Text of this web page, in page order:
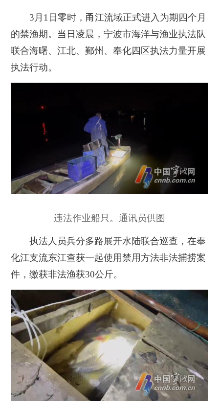
3月1日零时，甬江流域正式进入为期四个月
的禁渔期。当日凌晨，宁波市海洋与渔业执法队
联合海曙、江北、鄞州、奉化四区执法力量开展
执法行动。
违法作业船只。通讯员供图
执法人员兵分多路展开水陆联合巡查，在奉
化江支流东江查获一起使用禁用方法非法捕捞案
件，缴获非法渔获30公斤。